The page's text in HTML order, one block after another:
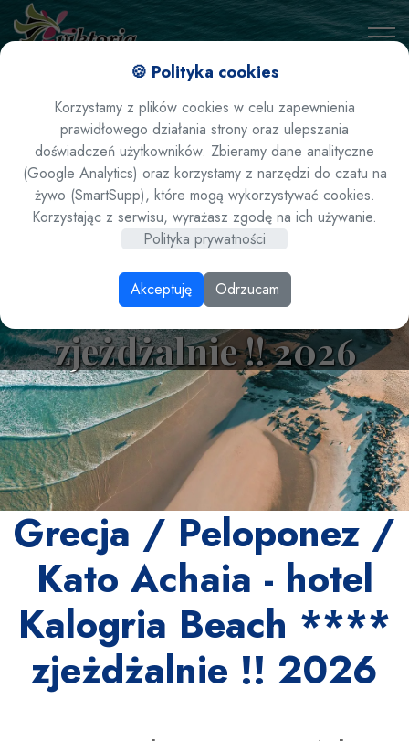
🍪 Polityka cookies
Korzystamy z plików cookies w celu zapewnienia
prawidłowego działania strony oraz ulepszania
doświadczeń użytkowników. Zbieramy dane analityczne
(Google Analytics) oraz korzystamy z narzędzi do czatu na
żywo (SmartSupp), które mogą wykorzystywać cookies.
Korzystając z serwisu, wyrażasz zgodę na ich używanie.
Polityka prywatności
Akceptuję Odrzucam
Grecja / Peloponez /
Kato Achaia - hotel
Kalogria Beach ****
zjeżdżalnie !! 2026
Grecja / Peloponez /
Kato Achaia - hotel
Kalogria Beach ****
zjeżdżalnie !! 2026